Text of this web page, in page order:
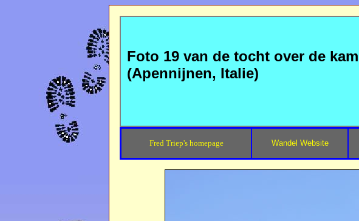
Foto 19 van de tocht over de
(Apennijnen, Italie)
Fred Triep's homepage Wandel Website